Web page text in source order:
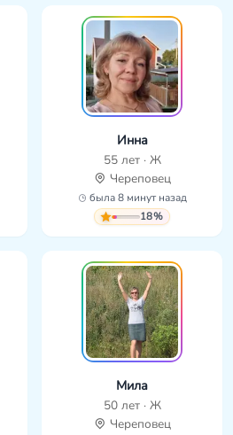
Инна
55 лет · Ж
Череповец
была 8 минут назад
18%
Мила
50 лет · Ж
Череповец